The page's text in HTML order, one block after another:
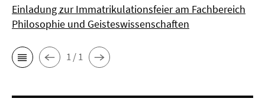
Einladung zur Immatrikulationsfeier am Fachbereich
Philosophie und Geisteswissenschaften
1 / 1